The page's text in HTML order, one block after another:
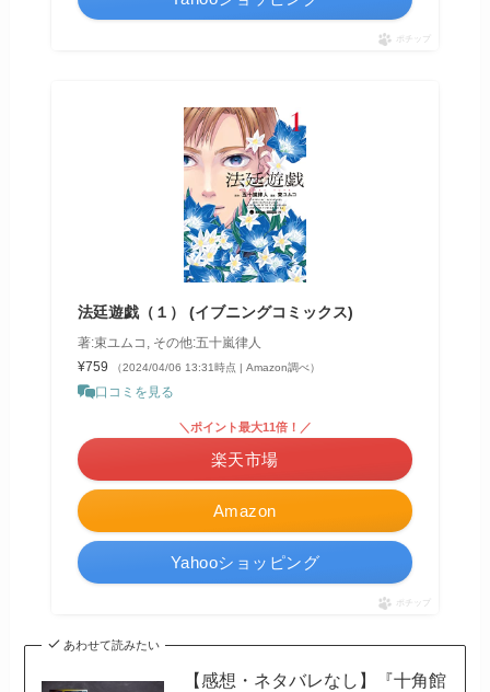
ポチップ
法廷遊戯（１） (イブニングコミックス)
著:束ユムコ, その他:五十嵐律人
¥759
（2024/04/06 13:31時点 | Amazon調べ）
口コミを見る
Amazon
＼ポイント最大11倍！／
楽天市場
Yahooショッピング
ポチップ
あわせて読みたい
【感想・ネタバレなし】『十角館